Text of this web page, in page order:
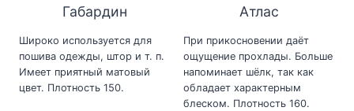
Габардин
Широко используется для
пошива одежды, штор и т. п.
Имеет приятный матовый
цвет. Плотность 150.
Атлас
При прикосновении даёт
ощущение прохлады. Больше
напоминает шёлк, так как
обладает характерным
блеском. Плотность 160.